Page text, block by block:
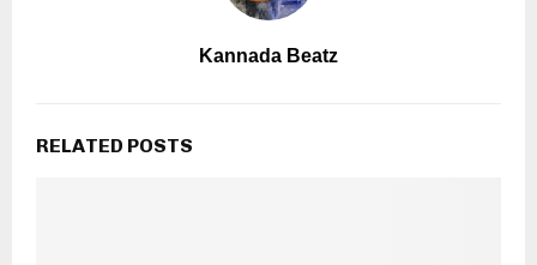
Kannada Beatz
RELATED POSTS